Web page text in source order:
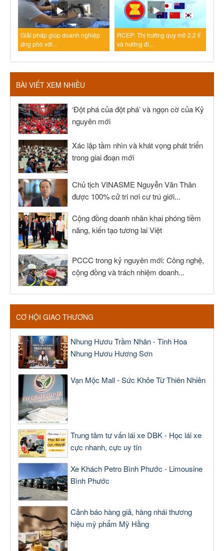
Giải pháp giúp doanh nghiệp
ứng phó với...
RCEP: Thị trường quy mô 2,2 tỉ
và hướng đi...
BÀI VIẾT XEM NHIỀU
‘Đột phá của đột phá’ và ngọn cờ của Kỷ
nguyên mới
Xác lập tầm nhìn và khát vọng phát triển
trong giai đoạn mới
Chủ tịch VINASME Nguyễn Văn Thân
được 100% cử tri nơi cư trú giới...
Cộng đồng doanh nhân khai phóng tiềm
năng, kiến tạo tương lai Việt
PCCC trong kỷ nguyên mới: Công nghệ,
cộng đồng và trách nhiệm doanh...
CƠ HỘI GIAO THƯƠNG
Nhung Hươu Trầm Nhân - Tinh Hoa
Nhung Hươu Hương Sơn
Vạn Mộc Mall - Sức Khỏe Từ Thiên Nhiên
Trung tâm tư vấn lái xe DBK - Học lái xe
cực nhanh, cực uy tín
Xe Khách Petro Bình Phước - Limousine
Bình Phước
Cảnh báo hàng giả, hàng nhái thương
hiệu mỹ phẩm Mỹ Hằng